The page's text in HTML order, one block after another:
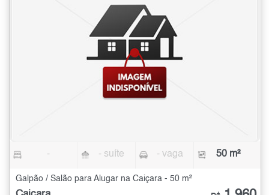
- - suíte - vaga 50 m²
Galpão / Salão para Alugar na Caiçara - 50 m²